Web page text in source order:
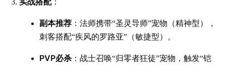
副本推荐 ：法师携带“圣灵导师”宠物（精神型），
刺客搭配“疾风的罗路亚”（敏捷型）。
PVP必杀 ：战士召唤“归零者狂徒”宠物，触发“铠